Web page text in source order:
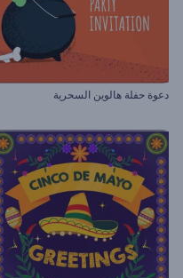
دعوة حفلة هالوين السحرية